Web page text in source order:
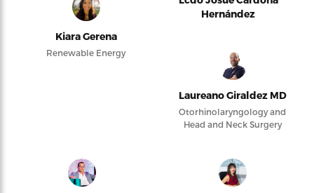
Kiara Gerena
Renewable Energy
Hernández
Laureano Giraldez MD
Otorhinolaryngology and
Head and Neck Surgery